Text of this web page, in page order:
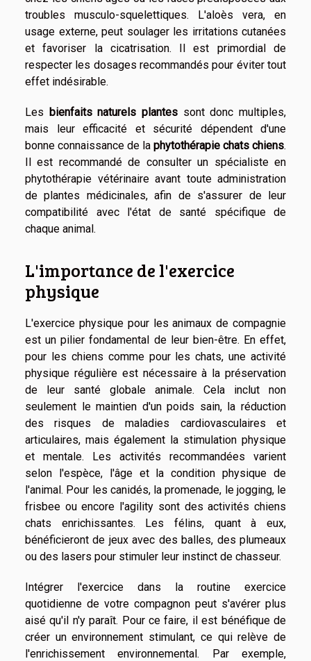
troubles musculo-squelettiques. L'aloès vera, en
usage externe, peut soulager les irritations cutanées
et favoriser la cicatrisation. Il est primordial de
respecter les dosages recommandés pour éviter tout
effet indésirable.
Les bienfaits naturels plantes sont donc multiples,
mais leur efficacité et sécurité dépendent d'une
bonne connaissance de la phytothérapie chats chiens.
Il est recommandé de consulter un spécialiste en
phytothérapie vétérinaire avant toute administration
de plantes médicinales, afin de s'assurer de leur
compatibilité avec l'état de santé spécifique de
chaque animal.
L'importance de l'exercice
physique
L'exercice physique pour les animaux de compagnie
est un pilier fondamental de leur bien-être. En effet,
pour les chiens comme pour les chats, une activité
physique régulière est nécessaire à la préservation
de leur santé globale animale. Cela inclut non
seulement le maintien d'un poids sain, la réduction
des risques de maladies cardiovasculaires et
articulaires, mais également la stimulation physique
et mentale. Les activités recommandées varient
selon l'espèce, l'âge et la condition physique de
l'animal. Pour les canidés, la promenade, le jogging, le
frisbee ou encore l'agility sont des activités chiens
chats enrichissantes. Les félins, quant à eux,
bénéficieront de jeux avec des balles, des plumeaux
ou des lasers pour stimuler leur instinct de chasseur.
Intégrer l'exercice dans la routine exercice
quotidienne de votre compagnon peut s'avérer plus
aisé qu'il n'y paraît. Pour ce faire, il est bénéfique de
créer un environnement stimulant, ce qui relève de
l'enrichissement environnemental. Par exemple,